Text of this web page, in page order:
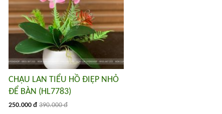
CHẬU LAN TIỂU HỒ ĐIỆP NHỎ
ĐỂ BÀN (HL7783)
250.000 đ 390.000 đ